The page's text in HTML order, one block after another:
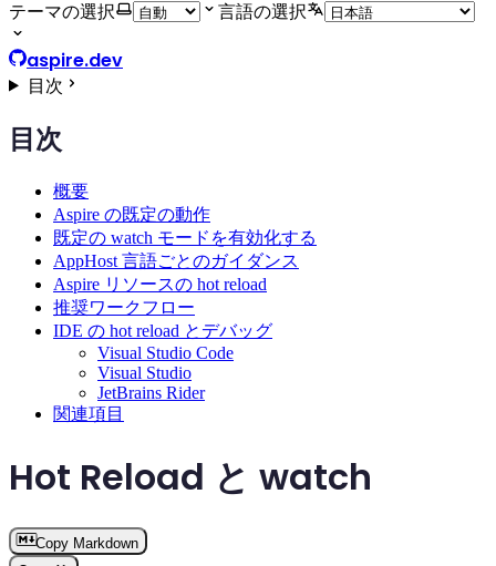
テーマの選択
言語の選択
aspire.dev
目次
目次
概要
Aspire の既定の動作
既定の watch モードを有効化する
AppHost 言語ごとのガイダンス
Aspire リソースの hot reload
推奨ワークフロー
IDE の hot reload とデバッグ
Visual Studio Code
Visual Studio
JetBrains Rider
関連項目
Hot Reload と watch
Copy Markdown